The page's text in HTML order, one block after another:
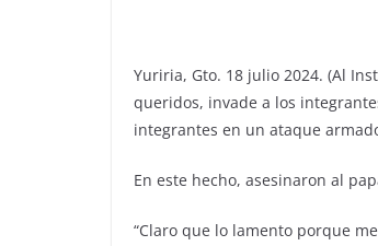
Yuriria, Gto. 18 julio 2024. (Al
queridos, invade a los
integrantes en un ataque
En este hecho, asesinaron al
“Claro que lo lamento porque